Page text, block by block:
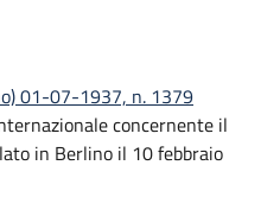
01-07-1937, n. 1379
concernente il
in Berlino il 10 febbraio